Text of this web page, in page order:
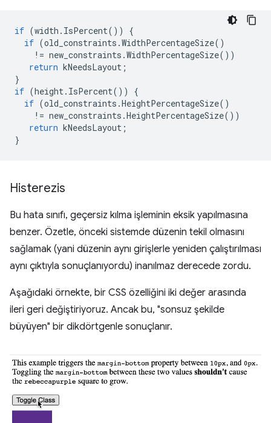
if (width . IsPercent())
{
if (old_constraints .WidthPercentageSize()
!= new_constraints .WidthPercentageSize())
return kNeedsLayout ;
}
if (height. IsPercent())
{
if (old_constraints .HeightPercentageSize()
!= new_constraints .HeightPercentageSize())
return kNeedsLayout ;
}
Histerezis
Bu hata sınıfı, geçersiz kılma işleminin eksik yapılmasına
benzer. Özetle, önceki sistemde düzenin tekil olmasını
sağlamak (yani düzenin aynı girişlerle yeniden çalıştırılması
aynı çıktıyla sonuçlanıyordu) inanılmaz derecede zordu.
Aşağıdaki örnekte, bir CSS özelliğini iki değer arasında
ileri geri değiştiriyoruz. Ancak bu, "sonsuz şekilde
büyüyen" bir dikdörtgenle sonuçlanır.